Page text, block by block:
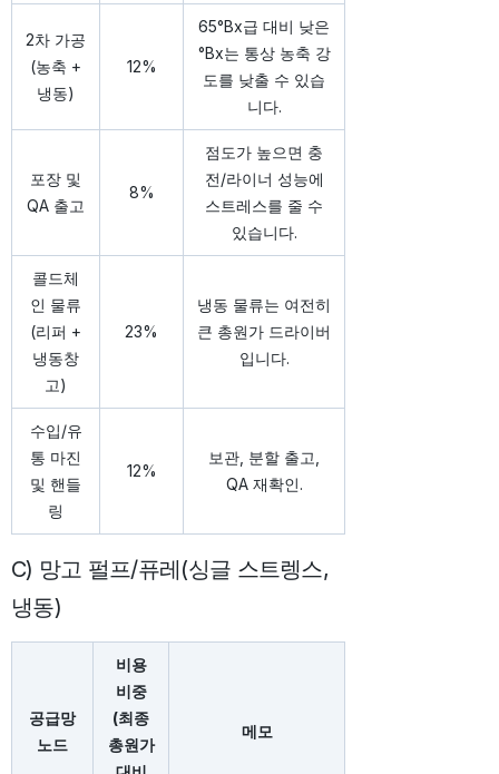
2차 가공
(농축 +
냉동)
12%
65°Bx급 대비 낮은
°Bx는 통상 농축 강
도를 낮출 수 있습
니다.
포장 및
QA 출고
8%
점도가 높으면 충
전/라이너 성능에
스트레스를 줄 수
있습니다.
콜드체
인 물류
(리퍼 +
냉동창
고)
23%
냉동 물류는 여전히
큰 총원가 드라이버
입니다.
수입/유
통 마진
및 핸들
링
12%
보관, 분할 출고,
QA 재확인.
C) 망고 펄프/퓨레(싱글 스트렝스,
냉동)
공급망
노드
비용
비중
(최종
총원가
메모